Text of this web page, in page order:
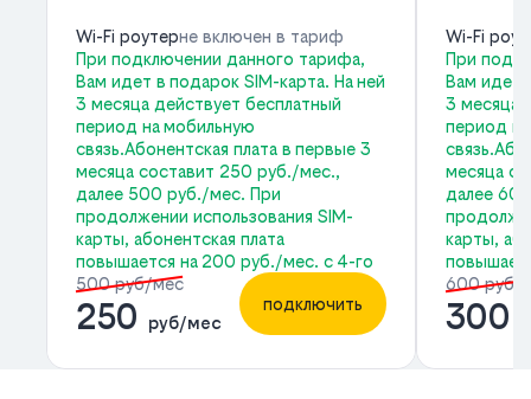
Wi-Fi роутерне включен в тариф
При подключении данного тарифа,
Вам идет в подарок SIM-карта. На ней
3 месяца действует бесплатный
период на мобильную
связь.Абонентская плата в первые 3
месяца составит 250 руб./мес.,
далее 500 руб./мес. При
продолжении использования SIM-
карты, абонентская плата
повышается на 200 руб./мес. с 4-го
500 руб/мес
250 руб/мес
подключить
Wi-Fi
При
Вам идет
3 месяца
период
месяца
далее
карты,
600 руб/
300